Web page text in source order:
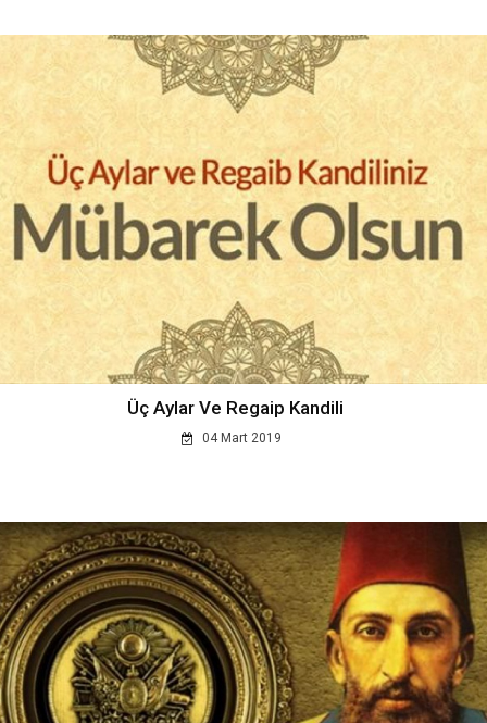
Üç Aylar Ve Regaip Kandili
04 Mart 2019